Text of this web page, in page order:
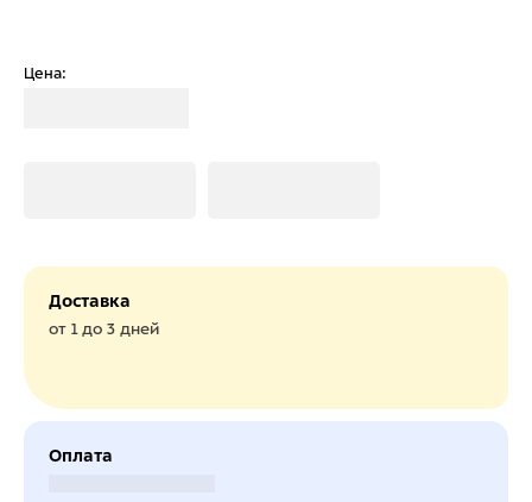
Цена:
Доставка
от 1 до 3 дней
Оплата